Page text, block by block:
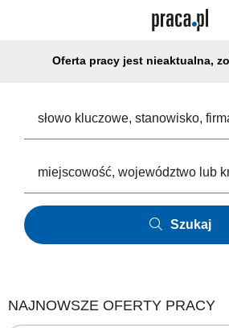
Oferta pracy jest nieaktualna,
Szukaj
NAJNOWSZE OFERTY PRACY